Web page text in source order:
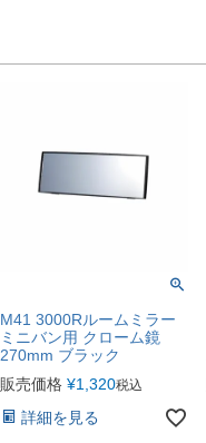
M41 3000Rルームミラー
ミニバン用 クローム鏡
270mm ブラック
販売価格 ¥1,320税込
詳細を見る